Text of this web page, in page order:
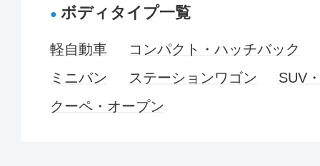
ボディタイプ一覧
軽自動車
コンパクト・ハッチバック
ミニバン
ステーションワゴン
SUV
クーペ・オープン